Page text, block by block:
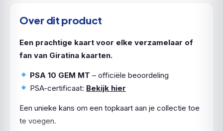
Over dit product
Een prachtige kaart voor elke verzamelaar of
fan van Giratina kaarten.
PSA 10 GEM MT– officiële beoordeling
PSA-certificaat: Bekijk hier
Een unieke kans om een topkaart aan je collectie toe
te voegen.